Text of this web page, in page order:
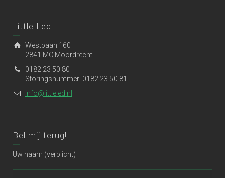
Little Led
Westbaan 160
2841 MC Moordrecht
0182 23 50 80
Storingsnummer: 0182 23 50 81
info@littleled.nl
Bel mij terug!
Uw naam (verplicht)